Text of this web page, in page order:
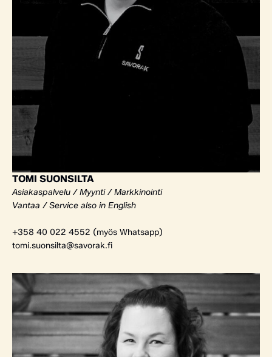
TOMI SUONSILTA
Asiakaspalvelu / Myynti / Markkinointi
Vantaa / Service also in English
+358 40 022 4552 (myös Whatsapp)
tomi.suonsilta@savorak.fi